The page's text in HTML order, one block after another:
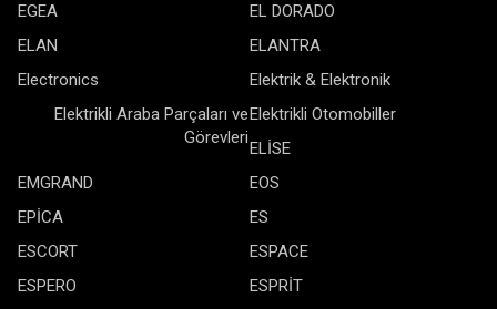
EGEA
EL DORADO
ELAN
ELANTRA
Electronics
Elektrik & Elektronik
Elektrikli Araba Parçaları ve
Görevleri
Elektrikli Otomobiller
ELİSE
EMGRAND
EOS
EPİCA
ES
ESCORT
ESPACE
ESPERO
ESPRİT